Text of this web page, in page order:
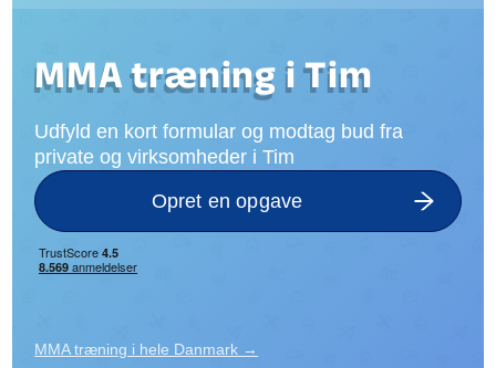
MMA træning i Tim
Udfyld en kort formular og modtag bud fra
private og virksomheder i Tim
Opret en opgave
MMA træning i hele Danmark →